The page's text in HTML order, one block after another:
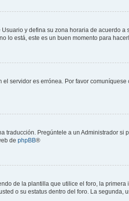
y defina su zona horaria de acuerdo a
lo está, este es un buen momento para
servidor es errónea. Por favor comuníquese
Pregúntele a un Administrador si
de phpBB®
de la plantilla que utilice el foro, la
o su estatus dentro del foro. La segunda,